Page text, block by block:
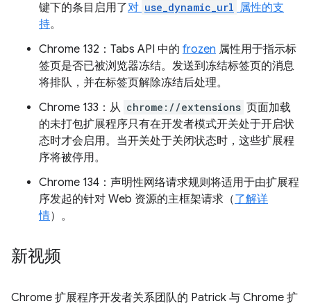
键下的条目启用了对 use_dynamic_url 属性的支
持。
Chrome 132：Tabs API 中的 frozen 属性用于指示标
签页是否已被浏览器冻结。发送到冻结标签页的消息
将排队，并在标签页解除冻结后处理。
Chrome 133：从 chrome://extensions 页面加载
的未打包扩展程序只有在开发者模式开关处于开启状
态时才会启用。当开关处于关闭状态时，这些扩展程
序将被停用。
Chrome 134：声明性网络请求规则将适用于由扩展程
序发起的针对 Web 资源的主框架请求（了解详
情）。
新视频
Chrome 扩展程序开发者关系团队的 Patrick 与 Chrome 扩